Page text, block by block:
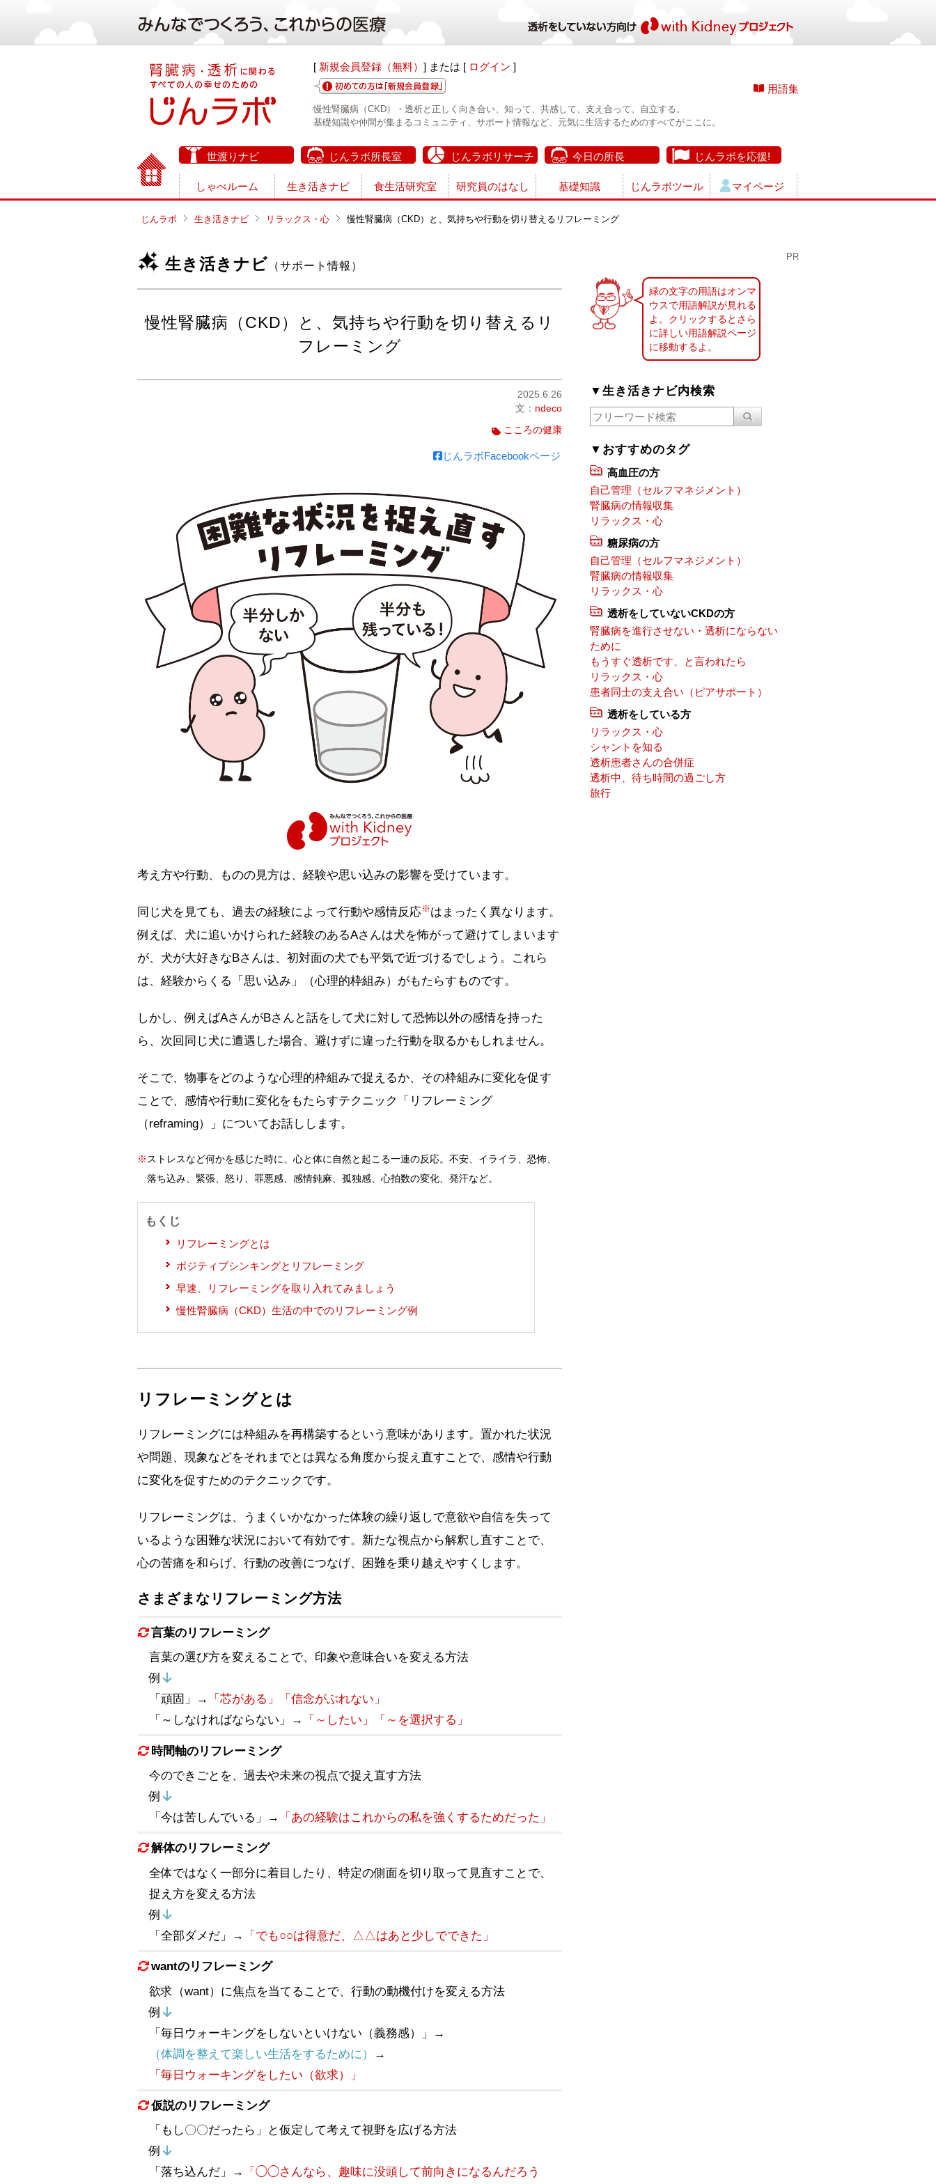
[ 新規会員登録（無料） ] または [ ログイン ]
用語集
慢性腎臓病（CKD）・透析と正しく向き合い、知って、共感して、支え合って、自立する。
基礎知識や仲間が集まるコミュニティ、サポート情報など、元気に生活するためのすべてがここに。
世渡りナビ じんラボ所長室 じんラボリサーチ 今日の所長 じんラボを応援!
しゃべルーム 生き活きナビ 食生活研究室 研究員のはなし 基礎知識 じんラボツール マイページ
じんラボ 生き活きナビ リラックス・心 慢性腎臓病（CKD）と、気持ちや行動を切り替えるリフレーミング
生き活きナビ （サポート情報）
慢性腎臓病（CKD）と、気持ちや行動を切り替えるリ
フレーミング
2025.6.26
文： ndeco
こころの健康
じんラボFacebookページ
考え方や行動、ものの見方は、経験や思い込みの影響を受けています。
同じ犬を見ても、過去の経験によって行動や感情反応※ はまったく異なります。
例えば、犬に追いかけられた経験のあるAさんは犬を怖がって避けてしまいます
が、犬が大好きなBさんは、初対面の犬でも平気で近づけるでしょう。これら
は、経験からくる「思い込み」（心理的枠組み）がもたらすものです。
しかし、例えばAさんがBさんと話をして犬に対して恐怖以外の感情を持った
ら、次回同じ犬に遭遇した場合、避けずに違った行動を取るかもしれません。
そこで、物事をどのような心理的枠組みで捉えるか、その枠組みに変化を促す
ことで、感情や行動に変化をもたらすテクニック「リフレーミング
（reframing）」についてお話しします。
※ストレスなど何かを感じた時に、心と体に自然と起こる一連の反応。不安、イライラ、恐怖、
落ち込み、緊張、怒り、罪悪感、感情鈍麻、孤独感、心拍数の変化、発汗など。
もくじ
リフレーミングとは
ポジティブシンキングとリフレーミング
早速、リフレーミングを取り入れてみましょう
慢性腎臓病（CKD）生活の中でのリフレーミング例
リフレーミングとは
リフレーミングには枠組みを再構築するという意味があります。置かれた状況
や問題、現象などをそれまでとは異なる角度から捉え直すことで、感情や行動
に変化を促すためのテクニックです。
リフレーミングは、うまくいかなかった体験の繰り返しで意欲や自信を失って
いるような困難な状況において有効です。新たな視点から解釈し直すことで、
心の苦痛を和らげ、行動の改善につなげ、困難を乗り越えやすくします。
さまざまなリフレーミング方法
言葉のリフレーミング
言葉の選び方を変えることで、印象や意味合いを変える方法
例
「頑固」→
「芯がある」「信念がぶれない」
「～しなければならない」→
「～したい」「～を選択する」
時間軸のリフレーミング
今のできごとを、過去や未来の視点で捉え直す方法
例
「今は苦しんでいる」→
「あの経験はこれからの私を強くするためだった」
解体のリフレーミング
全体ではなく一部分に着目したり、特定の側面を切り取って見直すことで、
捉え方を変える方法
例
「全部ダメだ」→
「でも○○は得意だ、△△はあと少しでできた」
wantのリフレーミング
欲求（want）に焦点を当てることで、行動の動機付けを変える方法
例
「毎日ウォーキングをしないといけない（義務感）」→
（体調を整えて楽しい生活をするために）
→
「毎日ウォーキングをしたい（欲求）」
仮説のリフレーミング
「もし〇〇だったら」と仮定して考えて視野を広げる方法
例
「落ち込んだ」→
「◯◯さんなら、趣味に没頭して前向きになるんだろう
PR
緑の文字の用語はオンマ
ウスで用語解説が見れる
よ。クリックするとさら
に詳しい用語解説ページ
に移動するよ。
▼生き活きナビ内検索
▼おすすめのタグ
高血圧の方
自己管理（セルフマネジメント）
腎臓病の情報収集
リラックス・心
糖尿病の方
自己管理（セルフマネジメント）
腎臓病の情報収集
リラックス・心
透析をしていないCKDの方
腎臓病を進行させない・透析にならない
ために
もうすぐ透析です、と言われたら
リラックス・心
患者同士の支え合い（ピアサポート）
透析をしている方
リラックス・心
シャントを知る
透析患者さんの合併症
透析中、待ち時間の過ごし方
旅行